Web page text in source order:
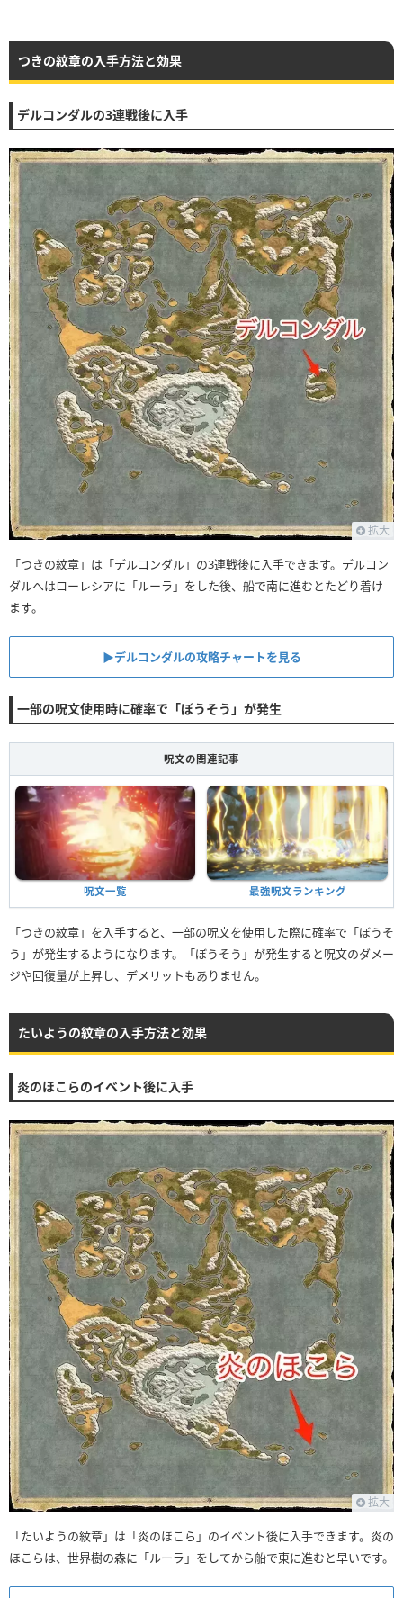
つきの紋章の入手方法と効果
デルコンダルの3連戦後に入手
拡大
「つきの紋章」は「デルコンダル」の3連戦後に入手できます。デルコン
ダルへはローレシアに「ルーラ」をした後、船で南に進むとたどり着け
ます。
▶︎デルコンダルの攻略チャートを見る
一部の呪文使用時に確率で「ぼうそう」が発生
呪文の関連記事
呪文一覧 最強呪文ランキング
「つきの紋章」を入手すると、一部の呪文を使用した際に確率で「ぼうそ
う」が発生するようになります。「ぼうそう」が発生すると呪文のダメー
ジや回復量が上昇し、デメリットもありません。
たいようの紋章の入手方法と効果
炎のほこらのイベント後に入手
拡大
「たいようの紋章」は「炎のほこら」のイベント後に入手できます。炎の
ほこらは、世界樹の森に「ルーラ」をしてから船で東に進むと早いです。